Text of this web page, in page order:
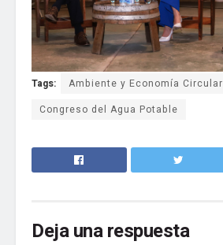
Tags:
Ambiente y Economía Circular
Congreso del Agua Potable
Deja una respuesta